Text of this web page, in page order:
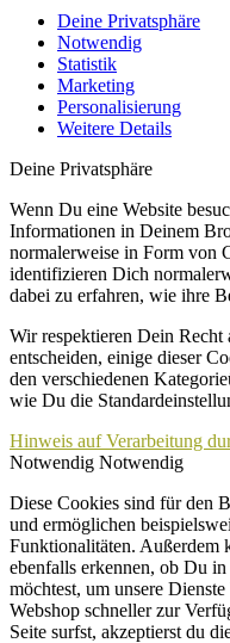
Deine Privatsphäre
Notwendig
Statistik
Marketing
Personalisierung
Weitere Details
Deine Privatsphäre
Wenn Du eine Website
Informationen in Deinem
normalerweise in Form von
identifizieren Dich
dabei zu erfahren, wie ihre
Wir respektieren Dein Recht
entscheiden, einige dieser
den verschiedenen
wie Du die
Hinweis auf Verarbeitung
Notwendig Notwendig
Diese Cookies sind für den
und ermöglichen
Funktionalitäten. Außerdem
ebenfalls erkennen, ob Du
möchtest, um unsere
Webshop schneller zur
Seite surfst, akzeptierst du